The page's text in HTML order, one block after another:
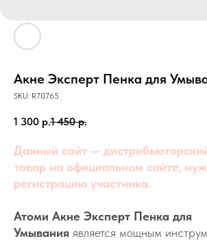
Акне Эксперт Пенка для
SKU: R70765
1 300 р.1 450 р.
Данный сайт —
товар на официальном сайте,
регистрацию участника.
Атоми Акне Эксперт Пенка для
Умывания является мощным